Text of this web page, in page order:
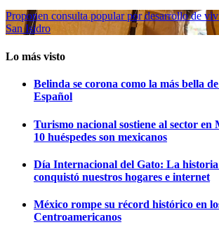
Proponen consulta popular por desarrollo de
San Isidro
Lo más visto
Belinda se corona como la más bella
Español
Turismo nacional sostiene al sector en
10 huéspedes son mexicanos
Día Internacional del Gato: La
conquistó nuestros hogares e internet
México rompe su récord histórico en
Centroamericanos